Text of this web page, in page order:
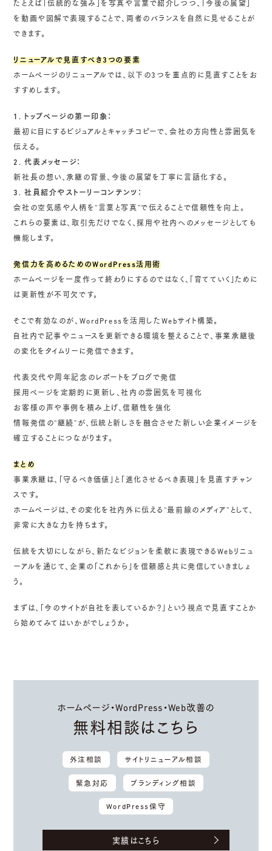
たとえば「伝統的な強み」を写真や言葉で紹介しつつ、「今後の展望」
を動画や図解で表現することで、両者のバランスを自然に見せることが
できます。
リニューアルで見直すべき3つの要素
ホームページのリニューアルでは、以下の3つを重点的に見直すことをお
すすめします。
1. トップページの第一印象：
最初に目にするビジュアルとキャッチコピーで、会社の方向性と雰囲気を
伝える。
2. 代表メッセージ：
新社長の想い、承継の背景、今後の展望を丁寧に言語化する。
3. 社員紹介やストーリーコンテンツ：
会社の空気感や人柄を“言葉と写真”で伝えることで信頼性を向上。
これらの要素は、取引先だけでなく、採用や社内へのメッセージとしても
機能します。
発信力を高めるためのWordPress活用術
ホームページを一度作って終わりにするのではなく、「育てていく」ために
は更新性が不可欠です。
そこで有効なのが、WordPressを活用したWebサイト構築。
自社内で記事やニュースを更新できる環境を整えることで、事業承継後
の変化をタイムリーに発信できます。
代表交代や周年記念のレポートをブログで発信
採用ページを定期的に更新し、社内の雰囲気を可視化
お客様の声や事例を積み上げ、信頼性を強化
情報発信の“継続”が、伝統と新しさを融合させた新しい企業イメージを
確立することにつながります。
まとめ
事業承継は、「守るべき価値」と「進化させるべき表現」を見直すチャン
スです。
ホームページは、その変化を社内外に伝える“最前線のメディア”として、
非常に大きな力を持ちます。
伝統を大切にしながら、新たなビジョンを柔軟に表現できるWebリニュ
ーアルを通じて、企業の「これから」を信頼感と共に発信していきましょ
う。
まずは、「今のサイトが自社を表しているか？」という視点で見直すことか
ら始めてみてはいかがでしょうか。
ホームページ・WordPress・Web改善の
無料相談はこちら
外注相談 サイトリニューアル相談
緊急対応 ブランディング相談
WordPress保守
実績はこちら